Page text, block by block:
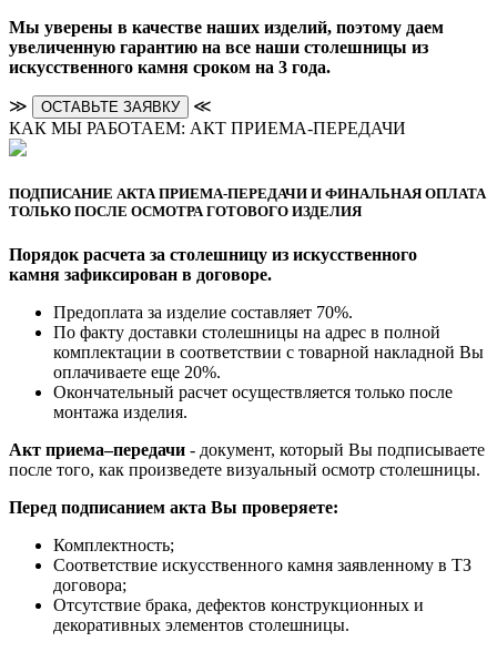
Мы уверены в качестве наших изделий, поэтому даем
увеличенную гарантию на все наши столешницы из
искусственного камня сроком на 3 года.
≫ ОСТАВЬТЕ ЗАЯВКУ
≪
КАК МЫ РАБОТАЕМ: АКТ ПРИЕМА-ПЕРЕДАЧИ
ПОДПИСАНИЕ АКТА ПРИЕМА-ПЕРЕДАЧИ И ФИНАЛЬНАЯ ОПЛАТА
ТОЛЬКО ПОСЛЕ ОСМОТРА ГОТОВОГО ИЗДЕЛИЯ
Порядок расчета за столешницу из искусственного
камня зафиксирован в договоре.
Предоплата за изделие составляет 70%.
По факту доставки столешницы на адрес в полной
комплектации в соответствии с товарной накладной Вы
оплачиваете еще 20%.
Окончательный расчет осуществляется только после
монтажа изделия.
Акт приема–передачи - документ, который Вы подписываете
после того, как произведете визуальный осмотр столешницы.
Перед подписанием акта Вы проверяете:
Комплектность;
Cоответствие искусственного камня заявленному в ТЗ
договора;
Отсутствие брака, дефектов конструкционных и
декоративных элементов столешницы.